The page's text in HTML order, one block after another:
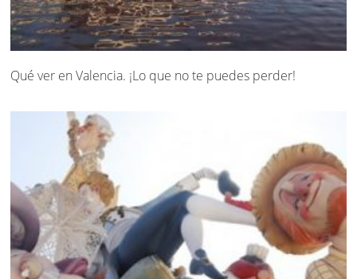
Qué ver en Valencia. ¡Lo que no te puedes perder!